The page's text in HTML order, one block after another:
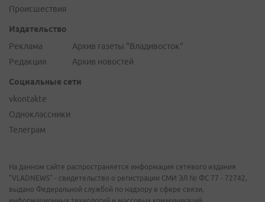
Происшествия
Издательство
Реклама
Редакция
Архив газеты "Владивосток"
Архив новостей
Социальные сети
vkontakte
Одноклассники
Телеграм
На данном сайте распространяется информация сетевого издания
"VLADNEWS" - свидетельство о регистрации СМИ ЭЛ № ФС 77 - 72742,
выдано Федеральной службой по надзору в сфере связи,